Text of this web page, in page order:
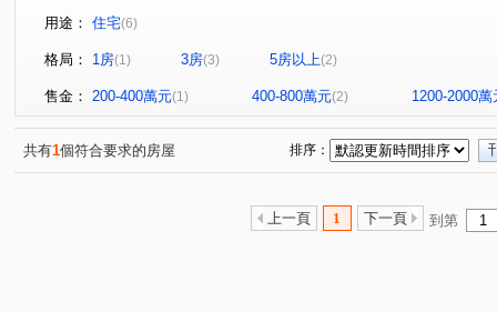
安順東三街
用途： 住宅(6)
格局： 1房(1) 3房(3) 5房以上(2)
售金： 200-400萬元(1) 400-800萬元(2) 1200-2000萬
共有1個符合要求的房屋 排序：
上一頁 1 下一頁 到第